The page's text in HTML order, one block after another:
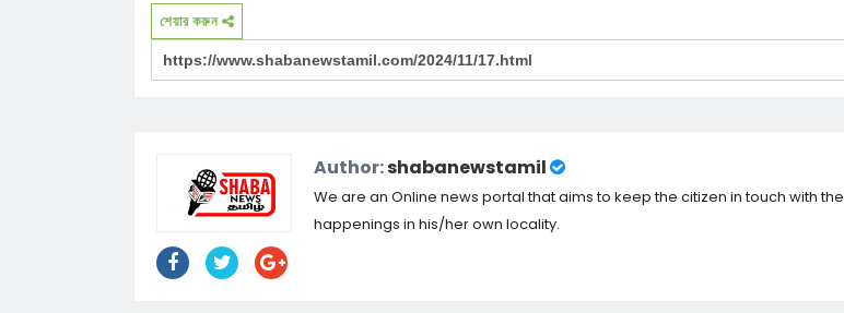
শেয়ার করুন
Author:shabanewstamil
We are an Online news portal that aims to keep the citizen in touch with the
happenings in his/her own locality.